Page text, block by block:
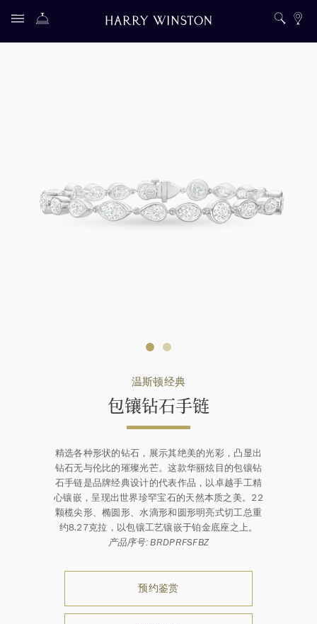
温斯顿经典
包镶钻石手链
精选各种形状的钻石，展示其绝美的光彩，凸显出
钻石无与伦比的璀璨光芒。这款华丽炫目的包镶钻
石手链是品牌经典设计的代表作品，以卓越手工精
心镶嵌，呈现出世界珍罕宝石的天然本质之美。22
颗榄尖形、椭圆形、水滴形和圆形明亮式切工总重
约8.27克拉，以包镶工艺镶嵌于铂金底座之上。
产品序号: BRDPRFSFBZ
预约鉴赏